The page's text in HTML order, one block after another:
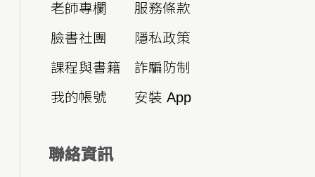
老師專欄
臉書社團
課程與書籍
我的帳號
服務條款
隱私政策
詐騙防制
安裝 App
聯絡資訊